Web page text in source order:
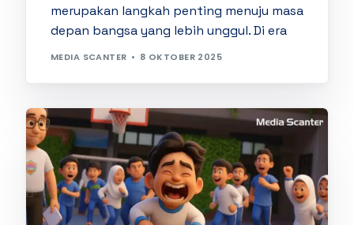
merupakan langkah penting menuju masa
depan bangsa yang lebih unggul. Di era
MEDIA SCANTER 8 OKTOBER 2025